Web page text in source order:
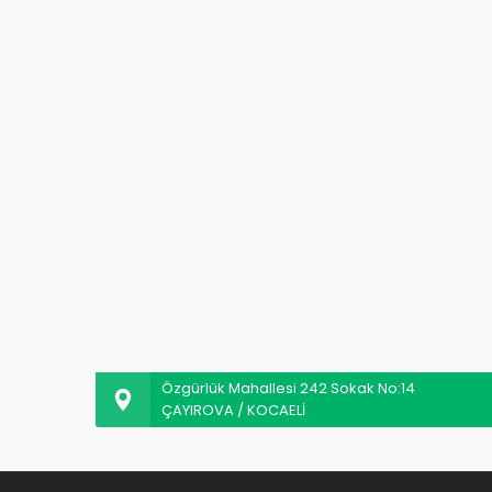
Özgürlük Mahallesi 242 Sokak No:14
ÇAYIROVA / KOCAELİ